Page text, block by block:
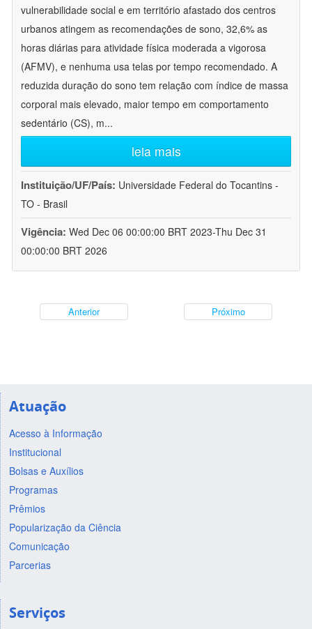
vulnerabilidade social e em território afastado dos centros
urbanos atingem as recomendações de sono, 32,6% as
horas diárias para atividade física moderada a vigorosa
(AFMV), e nenhuma usa telas por tempo recomendado. A
reduzida duração do sono tem relação com índice de massa
corporal mais elevado, maior tempo em comportamento
sedentário (CS), m...
leia mais
Instituição/UF/País: Universidade Federal do Tocantins -
TO - Brasil
Vigência: Wed Dec 06 00:00:00 BRT 2023-Thu Dec 31
00:00:00 BRT 2026
Anterior Próximo
Atuação
Acesso à Informação
Institucional
Bolsas e Auxílios
Programas
Prêmios
Popularização da Ciência
Comunicação
Parcerias
Serviços